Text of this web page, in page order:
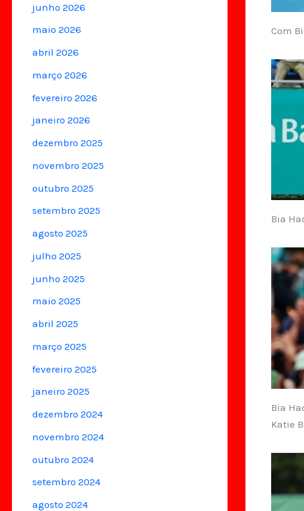
junho 2026
maio 2026
abril 2026
março 2026
fevereiro 2026
janeiro 2026
dezembro 2025
novembro 2025
outubro 2025
setembro 2025
agosto 2025
julho 2025
junho 2025
maio 2025
abril 2025
março 2025
fevereiro 2025
janeiro 2025
dezembro 2024
novembro 2024
outubro 2024
setembro 2024
agosto 2024
Com
Bia
Bia
Katie